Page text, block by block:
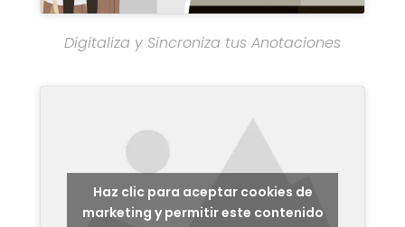
Digitaliza y Sincroniza tus Anotaciones
Haz clic para aceptar cookies de
marketing y permitir este contenido